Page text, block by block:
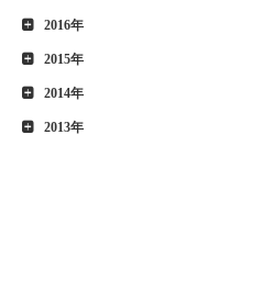
2016年
2015年
2014年
2013年